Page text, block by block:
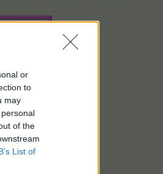
or
to
may
of the
List of